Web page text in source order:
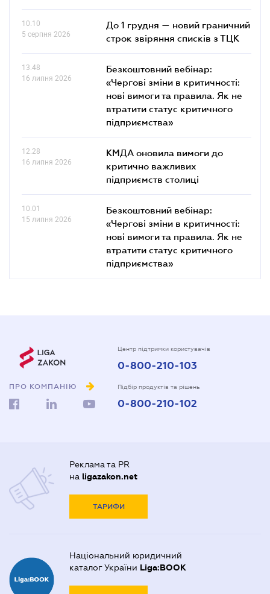
10.10
5 серпня 2026
До 1 грудня — новий граничний
строк звіряння списків з ТЦК
13.48
16 липня 2026
Безкоштовний вебінар:
«Чергові зміни в критичності:
нові вимоги та правила. Як не
втратити статус критичного
підприємства»
12.28
16 липня 2026
КМДА оновила вимоги до
критично важливих
підприємств столиці
10.01
15 липня 2026
Безкоштовний вебінар:
«Чергові зміни в критичності:
нові вимоги та правила. Як не
втратити статус критичного
підприємства»
ПРО КОМПАНІЮ
Центр підтримки користувачів
0-800-210-103
Підбір продуктів та рішень
0-800-210-102
Реклама та PR
на ligazakon.net
ТАРИФИ
Національний юридичний
каталог України Liga:BOOK